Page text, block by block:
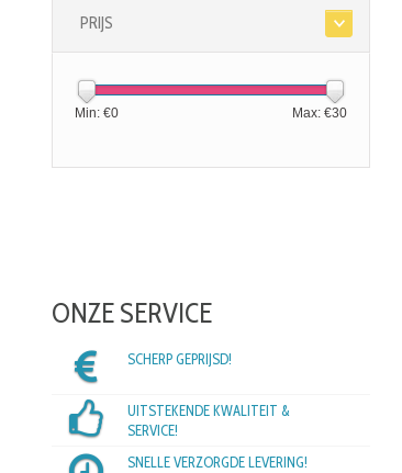
PRIJS
Min: €0 Max: €30
ONZE SERVICE
SCHERP GEPRIJSD!
UITSTEKENDE KWALITEIT &
SERVICE!
SNELLE VERZORGDE LEVERING!